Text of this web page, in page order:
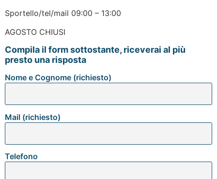
Sportello/tel/mail 09:00 – 13:00
AGOSTO CHIUSI
Compila il form sottostante, riceverai al più
presto una risposta
Nome e Cognome (richiesto)
Mail (richiesto)
Telefono